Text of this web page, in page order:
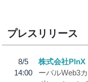
プレスリリース
8/5
14:00
株式会社PlnX
ーバルWeb3